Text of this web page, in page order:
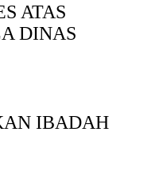
ATAS
DINAS
IBADAH